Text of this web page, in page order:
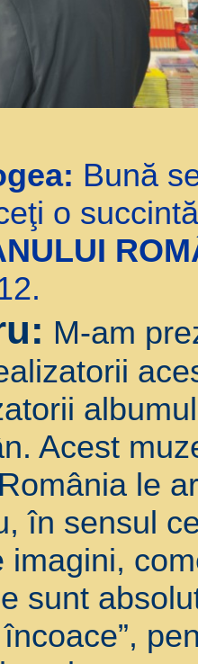
Bună
o
M-am
Acest
le
în sensul
imagini,
sunt